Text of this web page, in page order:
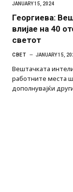
JANUARY 15, 2024
Георгиева:
влијае на 40
светот
СВЕТ JANUARY 15,
Вештачката
работните места
дополнувајќи